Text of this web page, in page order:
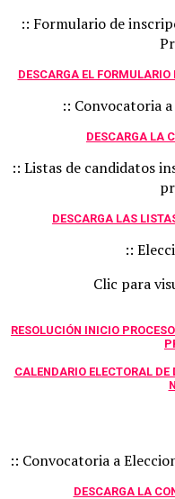
:: Formulario de
DESCARGA EL
:: Convocatoria
DESCARGA LA
:: Listas de candidatos
DESCARGA LAS
::
Clic para
RESOLUCIÓN INICIO
CALENDARIO ELECTORAL
:: Convocatoria a
DESCARGA LA